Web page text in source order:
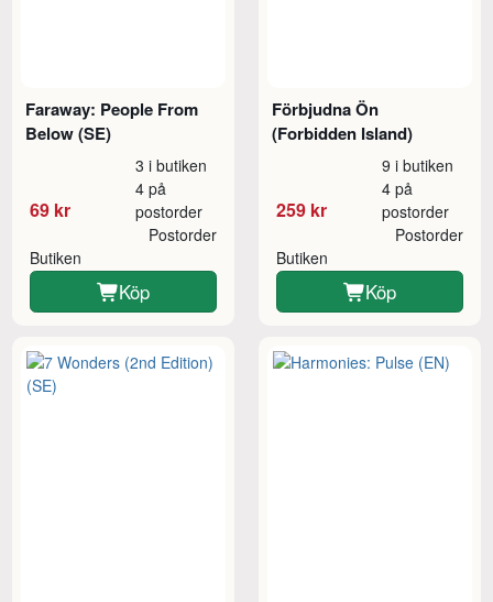
Faraway: People From
Below (SE)
69 kr
3 i butiken
4 på
postorder
Butiken
Postorder
Köp
Förbjudna Ön
(Forbidden Island)
259 kr
9 i butiken
4 på
postorder
Butiken
Postorder
Köp